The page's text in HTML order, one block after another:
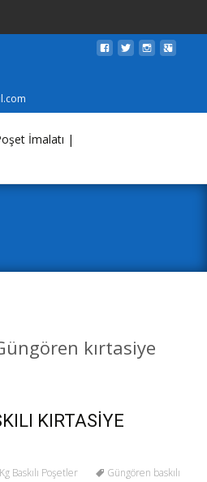
kırtasiye
KIRTASİYE
Baskılı Poşetler
Güngören baskılı